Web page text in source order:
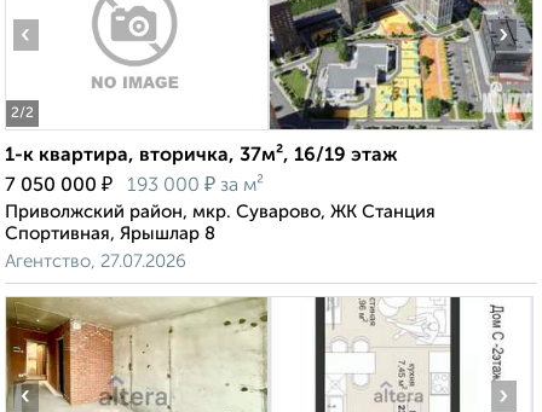
2/2
‹ ›
1-к квартира, вторичка, 37м², 16/19 этаж
7 050 000 ₽ 193 000 ₽ за м²
Приволжский район, мкр. Суварово, ЖК Станция
Спортивная, Ярышлар 8
Агентство, 27.07.2026
‹ ›